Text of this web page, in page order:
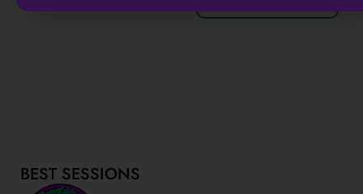
BEST SESSIONS